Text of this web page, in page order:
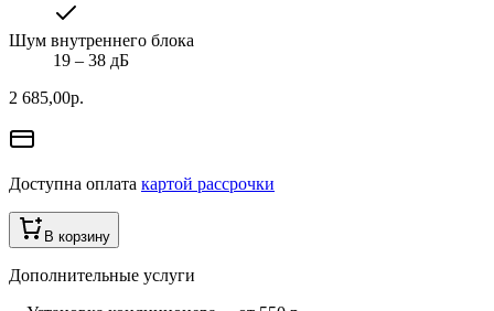
Шум внутреннего блока
19 ‒ 38 дБ
2 685,00р.
Доступна оплата картой рассрочки
В корзину
Дополнительные услуги